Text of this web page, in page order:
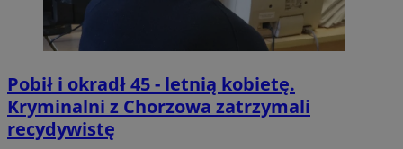
Pobił i okradł 45 - letnią kobietę.
Kryminalni z Chorzowa zatrzymali
recydywistę